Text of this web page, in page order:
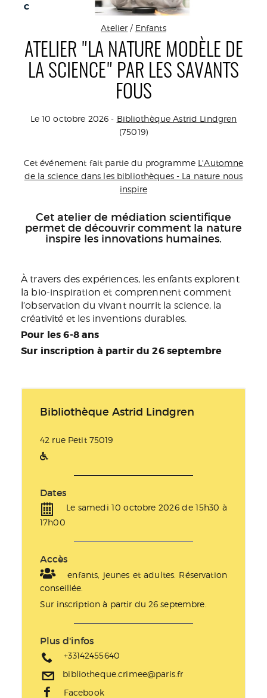
C
Atelier / Enfants
ATELIER "LA NATURE MODÈLE DE
LA SCIENCE" PAR LES SAVANTS
FOUS
Le 10 octobre 2026 - Bibliothèque Astrid Lindgren
(75019)
Cet événement fait partie du programme L'Automne
de la science dans les bibliothèques - La nature nous
inspire
Cet atelier de médiation scientifique
permet de découvrir comment la nature
inspire les innovations humaines.
À travers des expériences, les enfants explorent
la bio-inspiration et comprennent comment
l’observation du vivant nourrit la science, la
créativité et les inventions durables.
Pour les 6-8 ans
Sur inscription à partir du 26 septembre
Bibliothèque Astrid Lindgren
42 rue Petit 75019
Dates
Le samedi 10 octobre 2026 de 15h30 à
17h00
Accès
enfants, jeunes et adultes. Réservation
conseillée.
Sur inscription à partir du 26 septembre.
Plus d'infos
+33142455640
bibliotheque.crimee@paris.fr
Facebook